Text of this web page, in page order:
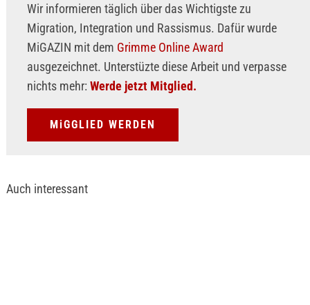
Wir informieren täglich über das Wichtigste zu
Migration, Integration und Rassismus. Dafür wurde
MiGAZIN mit dem Grimme Online Award
ausgezeichnet. Unterstüzte diese Arbeit und verpasse
nichts mehr: Werde jetzt Mitglied.
MiGGLIED WERDEN
Auch interessant